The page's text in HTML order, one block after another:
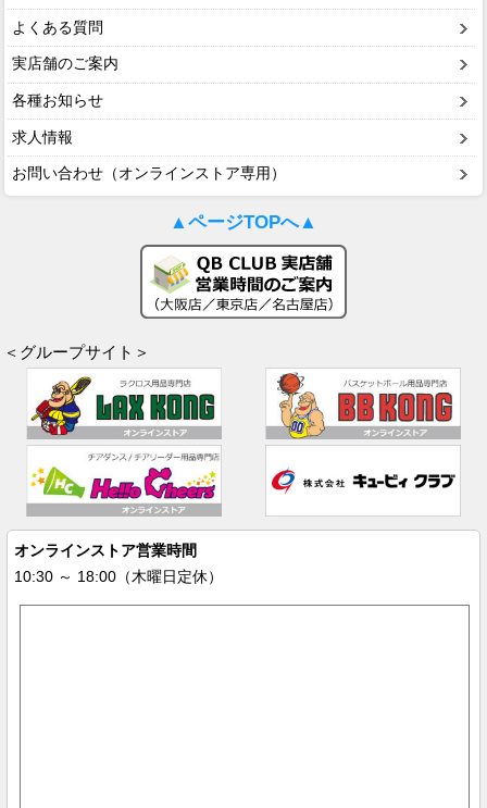
よくある質問
実店舗のご案内
各種お知らせ
求人情報
お問い合わせ（オンラインストア専用）
▲ページTOPへ▲
＜グループサイト＞
オンラインストア営業時間
10:30 ～ 18:00（木曜日定休）